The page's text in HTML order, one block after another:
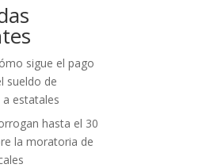
sigue el pago
sueldo de
estatales
hasta el 30
la moratoria de